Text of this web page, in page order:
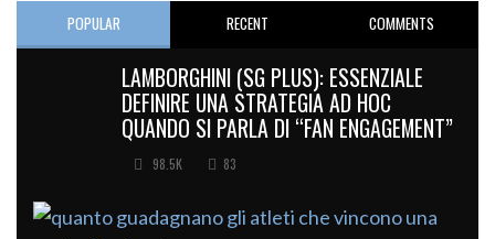
POPULAR RECENT COMMENTS
LAMBORGHINI (SG PLUS): ESSENZIALE
DEFINIRE UNA STRATEGIA AD HOC
QUANDO SI PARLA DI “FAN ENGAGEMENT”
98.5K 83